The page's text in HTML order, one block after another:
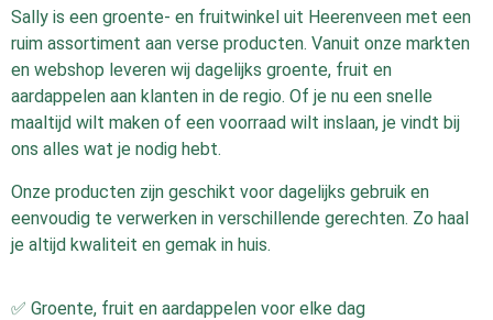
Sally is een groente- en fruitwinkel uit Heerenveen met een
ruim assortiment aan verse producten. Vanuit onze markten
en webshop leveren wij dagelijks groente, fruit en
aardappelen aan klanten in de regio. Of je nu een snelle
maaltijd wilt maken of een voorraad wilt inslaan, je vindt bij
ons alles wat je nodig hebt.
Onze producten zijn geschikt voor dagelijks gebruik en
eenvoudig te verwerken in verschillende gerechten. Zo haal
je altijd kwaliteit en gemak in huis.
✅ Groente, fruit en aardappelen voor elke dag